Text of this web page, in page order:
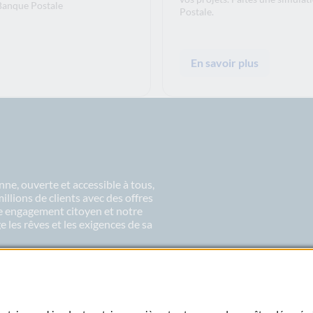
Postale
Postale.
En savoir plus
ouverte et accessible à tous,
de clients avec des offres
engagement citoyen et notre
rêves et les exigences de sa